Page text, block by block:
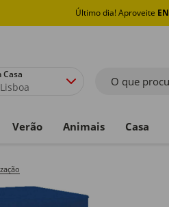
Último dia! Aproveite
Casa
O que
Verão Animais Casa